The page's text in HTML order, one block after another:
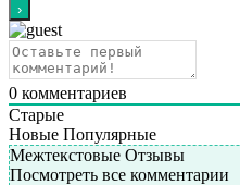
0 комментариев
Старые
Новые Популярные
Межтекстовые Отзывы
Посмотреть все комментарии